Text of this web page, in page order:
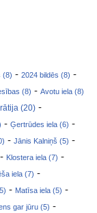
(8) - 2024 bildēs (8) -
(8) - Avotu iela (8)
(20) -
- Ģertrūdes iela (6) -
- Jānis Kalniņš (5) -
- Klostera iela (7) -
iela (7) -
- Matīsa iela (5) -
gar jūru (5) -